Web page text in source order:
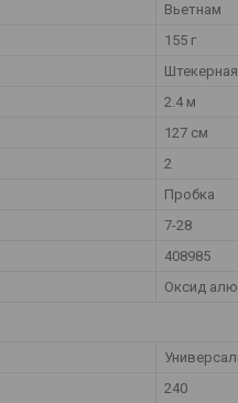
Вьетнам
155 г
Штекерная
2.4 м
127 см
2
Пробка
7-28
408985
Оксид
240